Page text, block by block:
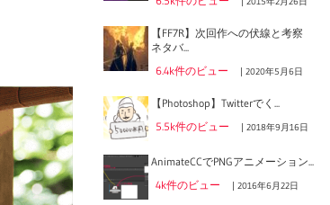
【FF7R】次回作への伏線と考察
ネタバ...
6.4k件のビュー |2020年5月6日
【Photoshop】Twitterでく...
5.5k件のビュー |2018年9月16日
AnimateCCでPNGアニメーション...
4k件のビュー |2016年6月22日